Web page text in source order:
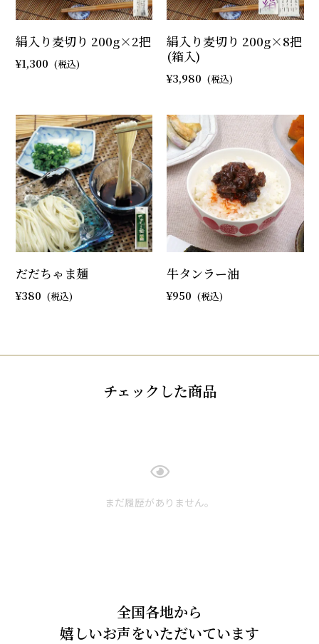
絹入り麦切り 200g×2把
1,300
絹入り麦切り 200g×8把
(箱入)
3,980
だだちゃま麺
380
牛タンラー油
950
チェックした商品
まだ履歴がありません。
全国各地から
嬉しいお声をいただいています